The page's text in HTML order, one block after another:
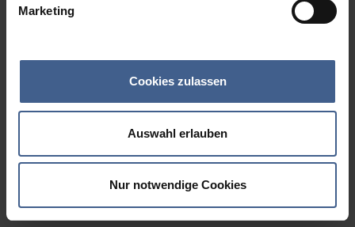
Marketing
Cookies zulassen
Auswahl erlauben
Nur notwendige Cookies